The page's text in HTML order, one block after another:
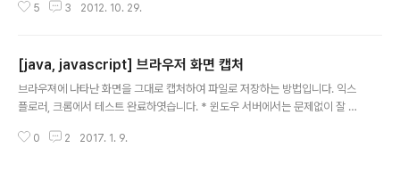
null; File fDir = null; File f = null; String url = PropertiesHandler.get
("F..
5 3 2012. 10. 29.
[java, javascript] 브라우저 화면 캡처
브라우져에 나타난 화면을 그대로 캡처하여 파일로 저장하는 방법입니다. 익스
플로러, 크롬에서 테스트 완료하엿습니다. * 윈도우 서버에서는 문제없이 잘 돌
비스 오픈 때문에 확인할 시간이 없어서 해당 소스코드는 Unix 서버에서 사용
0 2 2017. 1. 9.